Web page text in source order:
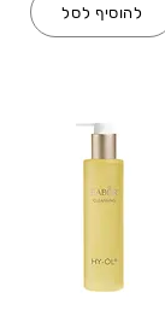
להוסיף לסל